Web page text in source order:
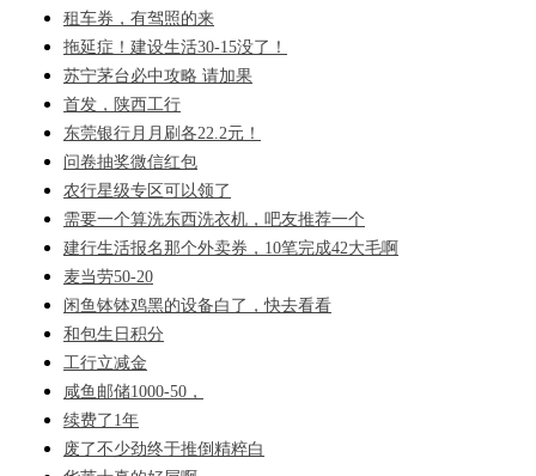
租车券，有驾照的来
拖延症！建设生活30-15没了！
苏宁茅台必中攻略 请加果
首发，陕西工行
东莞银行月月刷各22.2元！
问卷抽奖微信红包
农行星级专区可以领了
需要一个算洗东西洗衣机，吧友推荐一个
建行生活报名那个外卖券，10笔完成42大毛啊
麦当劳50-20
闲鱼钵钵鸡黑的设备白了，快去看看
和包生日积分
工行立减金
咸鱼邮储1000-50，
续费了1年
废了不少劲终于推倒精粹白